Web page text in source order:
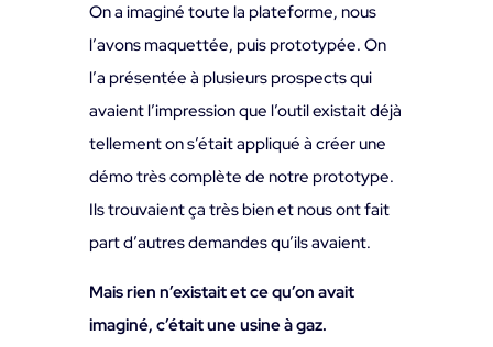
On a imaginé toute la plateforme, nous
l’avons maquettée, puis prototypée. On
l’a présentée à plusieurs prospects qui
avaient l’impression que l’outil existait déjà
tellement on s’était appliqué à créer une
démo très complète de notre prototype.
Ils trouvaient ça très bien et nous ont fait
part d’autres demandes qu’ils avaient.
Mais rien n’existait et ce qu’on avait
imaginé, c’était une usine à gaz.